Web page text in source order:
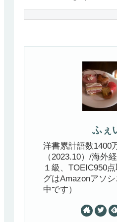
ふぇ
洋書累計語数1400
（2023.10）/海外
１級、TOEIC950
グはAmazonアソ
中です）